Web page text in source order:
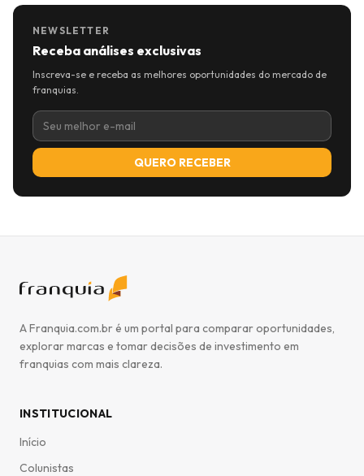
NEWSLETTER
Receba análises exclusivas
Inscreva-se e receba as melhores oportunidades do mercado de
franquias.
QUERO RECEBER
A Franquia.com.br é um portal para comparar oportunidades,
explorar marcas e tomar decisões de investimento em
franquias com mais clareza.
INSTITUCIONAL
Início
Colunistas